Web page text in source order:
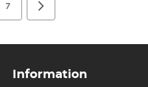
7
Information